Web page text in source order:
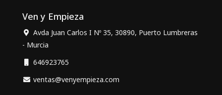
Ven y Empieza
Avda Juan Carlos I Nº 35, 30890, Puerto Lumbreras
- Murcia
646923765
ventas@venyempieza.com